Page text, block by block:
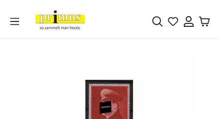
Zum Hauptinhalt springen
Du hast 0